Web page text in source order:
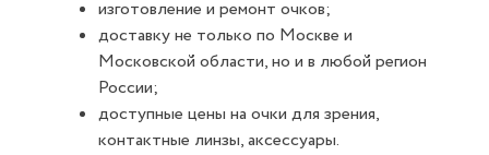
изготовление и ремонт очков;
доставку не только по Москве и
Московской области, но и в любой регион
России;
доступные цены на очки для зрения,
контактные линзы, аксессуары.